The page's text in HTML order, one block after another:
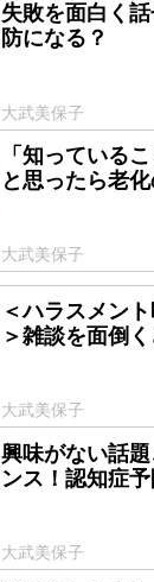
失敗を面白く
防になる？
大武美保子
「知っている
と思ったら老
大武美保子
＜ハラスメン
＞雑談を面倒
大武美保子
興味がない話
ンス！認知症
大武美保子